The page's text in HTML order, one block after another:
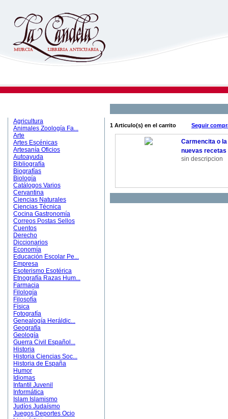
Agricultura
Animales Zoología Fa...
Arte
Artes Escénicas
Artesanía Oficios
Autoayuda
Bibliografía
Biografías
Biología
Catálogos Varios
Cervantina
Ciencias Naturales
Ciencias Técnica
Cocina Gastronomía
Correos Postas Sellos
Cuentos
Derecho
Diccionarios
Economía
Educación Escolar Pe...
Empresa
Esoterismo Esotérica
Etnografía Razas Hum...
Farmacia
Filología
Filosofía
Física
Fotografía
Genealogía Heráldic...
Geografía
Geología
Guerra Civil Español...
Historia
Historia Ciencias Soc...
Historia de España
Humor
Idiomas
Infantil Juvenil
Informática
Islam Islamismo
Judíos Judaísmo
Juegos Deportes Ocio
1 Articulo(s) en el carrito Seguir
Carmencita o
nuevas recetas
sin descripcion